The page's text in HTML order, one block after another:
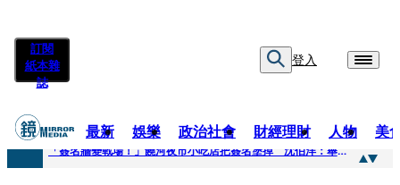
訂閱
紙本雜
誌
登入
最新 娛樂 政治社會 財經理財 人物 美
快訊
「簽名牆變戰場！」饒河夜市小吃店把簽名塗掉 沈伯洋：舉雙手贊成